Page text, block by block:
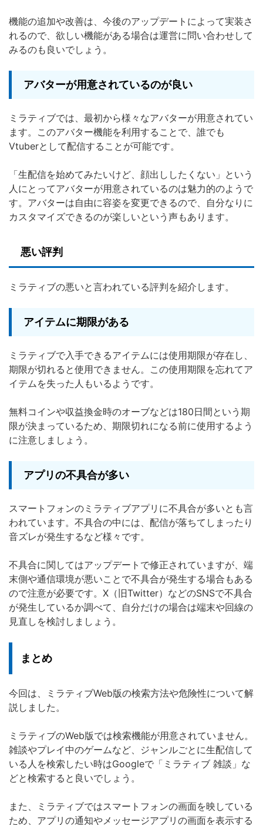
機能の追加や改善は、今後のアップデートによって実装さ
れるので、欲しい機能がある場合は運営に問い合わせして
みるのも良いでしょう。
アバターが用意されているのが良い
ミラティブでは、最初から様々なアバターが用意されてい
ます。このアバター機能を利用することで、誰でも
Vtuberとして配信することが可能です。
「生配信を始めてみたいけど、顔出ししたくない」という
人にとってアバターが用意されているのは魅力的のようで
す。アバターは自由に容姿を変更できるので、自分なりに
カスタマイズできるのが楽しいという声もあります。
悪い評判
ミラティブの悪いと言われている評判を紹介します。
アイテムに期限がある
ミラティブで入手できるアイテムには使用期限が存在し、
期限が切れると使用できません。この使用期限を忘れてア
イテムを失った人もいるようです。
無料コインや収益換金時のオーブなどは180日間という期
限が決まっているため、期限切れになる前に使用するよう
に注意しましょう。
アプリの不具合が多い
スマートフォンのミラティブアプリに不具合が多いとも言
われています。不具合の中には、配信が落ちてしまったり
音ズレが発生するなど様々です。
不具合に関してはアップデートで修正されていますが、端
末側や通信環境が悪いことで不具合が発生する場合もある
ので注意が必要です。X（旧Twitter）などのSNSで不具合
が発生しているか調べて、自分だけの場合は端末や回線の
見直しを検討しましょう。
まとめ
今回は、ミラティブWeb版の検索方法や危険性について解
説しました。
ミラティブのWeb版では検索機能が用意されていません。
雑談やプレイ中のゲームなど、ジャンルごとに生配信して
いる人を検索したい時はGoogleで「ミラティブ 雑談」な
どと検索すると良いでしょう。
また、ミラティブではスマートフォンの画面を映している
ため、アプリの通知やメッセージアプリの画面を表示する